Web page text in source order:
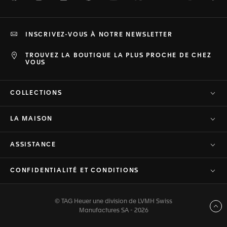
TROUVEZ LA BOUTIQUE LA PLUS PROCHE DE CHEZ
VOUS
INSCRIVEZ-VOUS À NOTRE NEWSLETTER
COLLECTIONS
LA MAISON
ASSISTANCE
CONFIDENTIALITÉ ET CONDITIONS
© TAG Heuer une division de LVMH Swiss
Manufactures SA - 2026
Haut de page